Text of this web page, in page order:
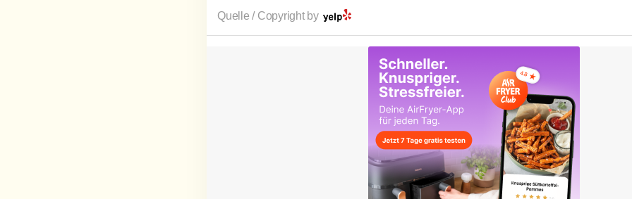
Quelle / Copyright by